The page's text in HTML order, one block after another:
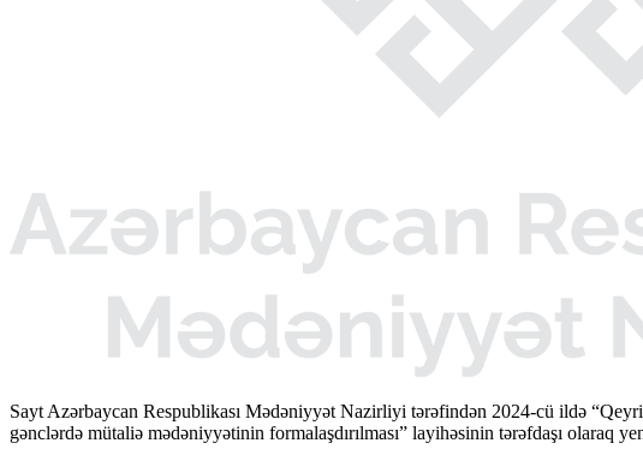
Sayt Azərbaycan Respublikası Mədəniyyət Nazirliyi tərəfindən 2024-cü ildə
gənclərdə mütaliə mədəniyyətinin formalaşdırılması” layihəsinin tərəfdaşı olaraq